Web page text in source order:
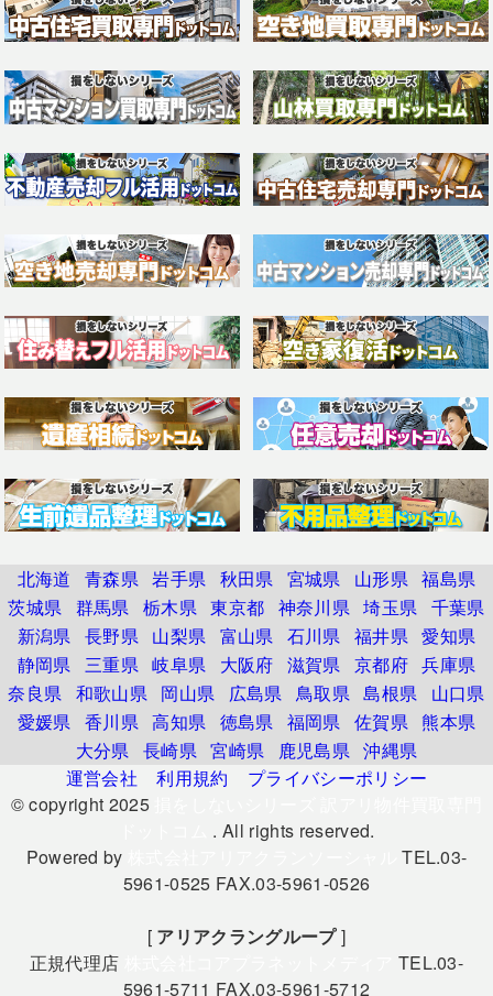
北海道 青森県 岩手県 秋田県 宮城県 山形県 福島県
茨城県 群馬県 栃木県 東京都 神奈川県 埼玉県 千葉県
新潟県 長野県 山梨県 富山県 石川県 福井県 愛知県
静岡県 三重県 岐阜県 大阪府 滋賀県 京都府 兵庫県
奈良県 和歌山県 岡山県 広島県 鳥取県 島根県
山口県
愛媛県 香川県 高知県 徳島県 福岡県 佐賀県 熊本県
大分県 長崎県 宮崎県 鹿児島県 沖縄県
運営会社
利用規約
プライバシーポリシー
© copyright 2025
. All rights reserved.
Powered by
TEL.03-
5961-0525 FAX.03-5961-0526
[ アリアクラングループ]
正規代理店
TEL.03-
5961-5711 FAX.03-5961-5712